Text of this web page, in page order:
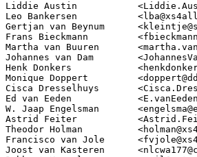
Liddie Austin
Leo Bankersen
Gertjan van Beynum
Frans Bieckmann
Martha van Buuren
Johannes van Dam
Henk Donkers
Monique Doppert
Cisca Dresselhuys
Ed van Eeden
W. Jaap Engelsman
Astrid Feiter
Theodor Holman
Francisco van Jole
Joost van Kasteren